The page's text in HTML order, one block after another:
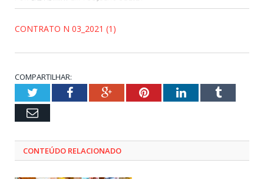
CONTRATO N 03_2021 (1)
COMPARTILHAR:
TwitterFacebookGoogle+PinterestLinkedInTumblr
Email
CONTEÚDO RELACIONADO